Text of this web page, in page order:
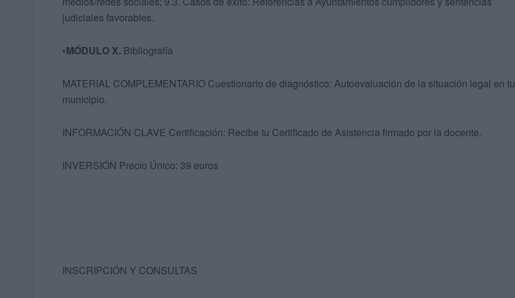
judiciales favorables.
•MÓDULO X. Bibliografía
MATERIAL COMPLEMENTARIO Cuestionario de diagnóstico: Autoevaluación de la situación legal en tu
municipio.
INFORMACIÓN CLAVE Certificación: Recibe tu Certificado de Asistencia firmado por la docente.
INVERSIÓN Precio Único: 39 euros
INSCRIPCIÓN Y CONSULTAS